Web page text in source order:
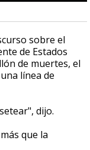
sobre el
de Estados
de muertes, el
línea de
dijo.
que la